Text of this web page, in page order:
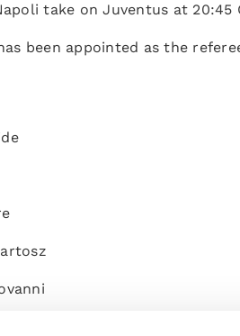
take on Juventus at 20:45
been appointed as the